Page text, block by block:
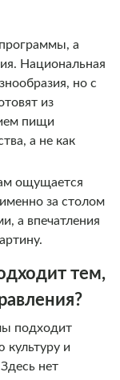
а
Национальная
но с
из
пищи
а не как
ощущается
за столом
а впечатления
тем,
подходит
и
нет